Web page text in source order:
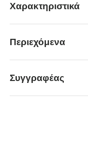
Χαρακτηριστικά
Περιεχόμενα
Συγγραφέας